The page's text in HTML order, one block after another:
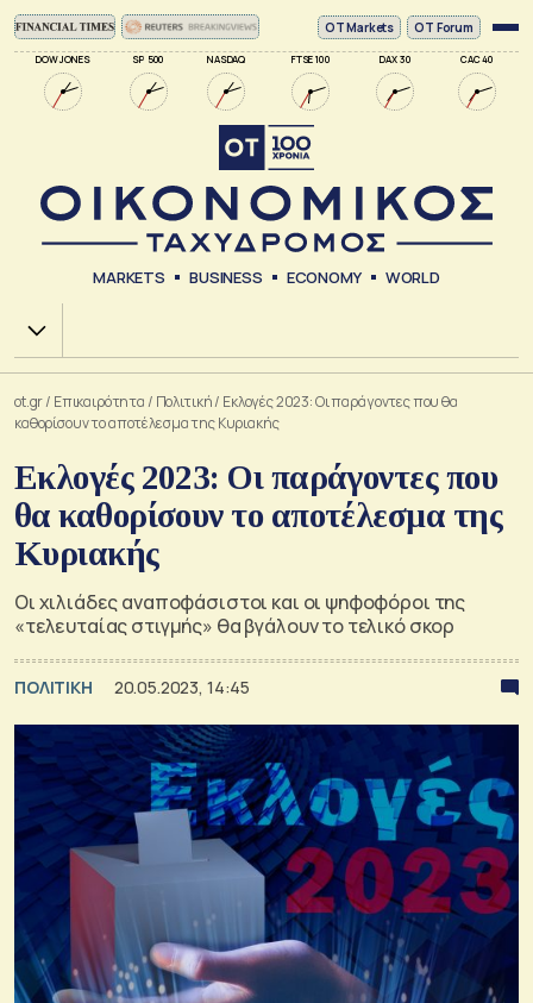
DOW JONES SP 500 NASDAQ FTSE 100 DAX 30 CAC 40
ΟΤ Markets OT Forum
MARKETS BUSINESS ECONOMY WORLD
Χ.Α.
ot.gr/ Επικαιρότητα / Πολιτική/ Εκλογές 2023: Οι παράγοντες που θα
καθορίσουν το αποτέλεσμα της Κυριακής
Εκλογές 2023: Οι παράγοντες που
θα καθορίσουν το αποτέλεσμα της
Κυριακής
Οι χιλιάδες αναποφάσιστοι και οι ψηφοφόροι της
«τελευταίας στιγμής» θα βγάλουν το τελικό σκορ
ΠΟΛΙΤΙΚΗ 20.05.2023, 14:45